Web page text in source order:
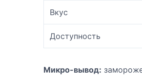
Вкус
Доступность
Микро-вывод: